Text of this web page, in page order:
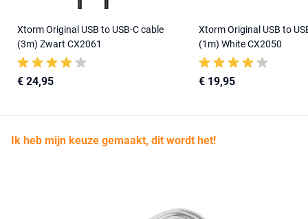
Xtorm Original USB to USB-C cable
(3m) Zwart CX2061
€ 24,95
Xtorm Original USB to
(1m) White CX2050
€ 19,95
Ik heb mijn keuze gemaakt, dit wordt het!